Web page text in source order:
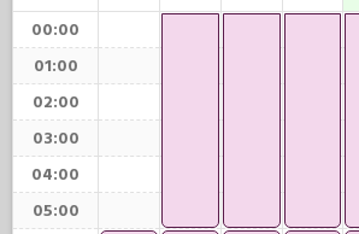
00:00
01:00
02:00
03:00
04:00
05:00